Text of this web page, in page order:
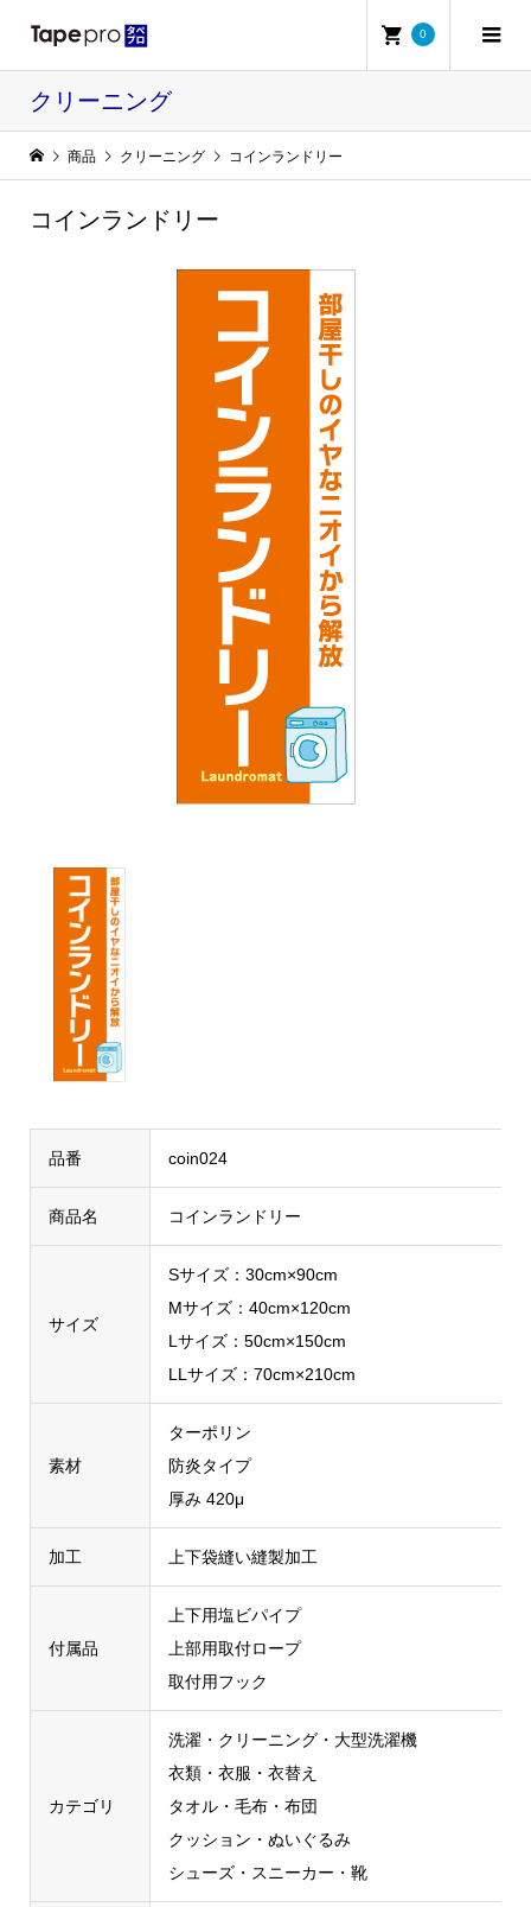
0
クリーニング
商品 クリーニング コインランドリー
コインランドリー
品番 coin024
商品名 コインランドリー
サイズ
Sサイズ：30cm×90cm
Mサイズ：40cm×120cm
Lサイズ：50cm×150cm
LLサイズ：70cm×210cm
素材
ターポリン
防炎タイプ
厚み 420μ
加工 上下袋縫い縫製加工
付属品
上下用塩ビパイプ
上部用取付ロープ
取付用フック
カテゴリ
洗濯・クリーニング・大型洗濯機
衣類・衣服・衣替え
タオル・毛布・布団
クッション・ぬいぐるみ
シューズ・スニーカー・靴